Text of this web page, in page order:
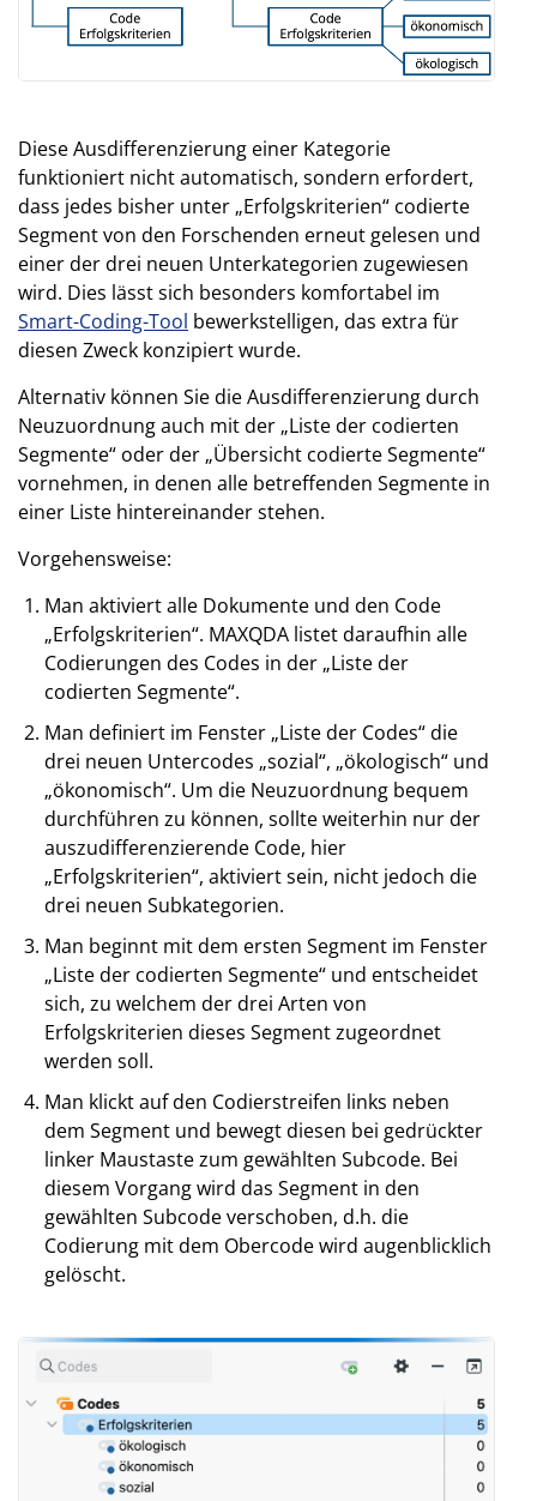
Diese Ausdifferenzierung einer Kategorie
funktioniert nicht automatisch, sondern erfordert,
dass jedes bisher unter „Erfolgskriterien“ codierte
Segment von den Forschenden erneut gelesen und
einer der drei neuen Unterkategorien zugewiesen
wird. Dies lässt sich besonders komfortabel im
Smart-Coding-Tool bewerkstelligen, das extra für
diesen Zweck konzipiert wurde.
Alternativ können Sie die Ausdifferenzierung durch
Neuzuordnung auch mit der „Liste der codierten
Segmente“ oder der „Übersicht codierte Segmente“
vornehmen, in denen alle betreffenden Segmente in
einer Liste hintereinander stehen.
Vorgehensweise:
Man aktiviert alle Dokumente und den Code
„Erfolgskriterien“. MAXQDA listet daraufhin alle
Codierungen des Codes in der „Liste der
codierten Segmente“.
Man definiert im Fenster „Liste der Codes“ die
drei neuen Untercodes „sozial“, „ökologisch“ und
„ökonomisch“. Um die Neuzuordnung bequem
durchführen zu können, sollte weiterhin nur der
auszudifferenzierende Code, hier
„Erfolgskriterien“, aktiviert sein, nicht jedoch die
drei neuen Subkategorien.
Man beginnt mit dem ersten Segment im Fenster
„Liste der codierten Segmente“ und entscheidet
sich, zu welchem der drei Arten von
Erfolgskriterien dieses Segment zugeordnet
werden soll.
Man klickt auf den Codierstreifen links neben
dem Segment und bewegt diesen bei gedrückter
linker Maustaste zum gewählten Subcode. Bei
diesem Vorgang wird das Segment in den
gewählten Subcode verschoben, d.h. die
Codierung mit dem Obercode wird augenblicklich
gelöscht.